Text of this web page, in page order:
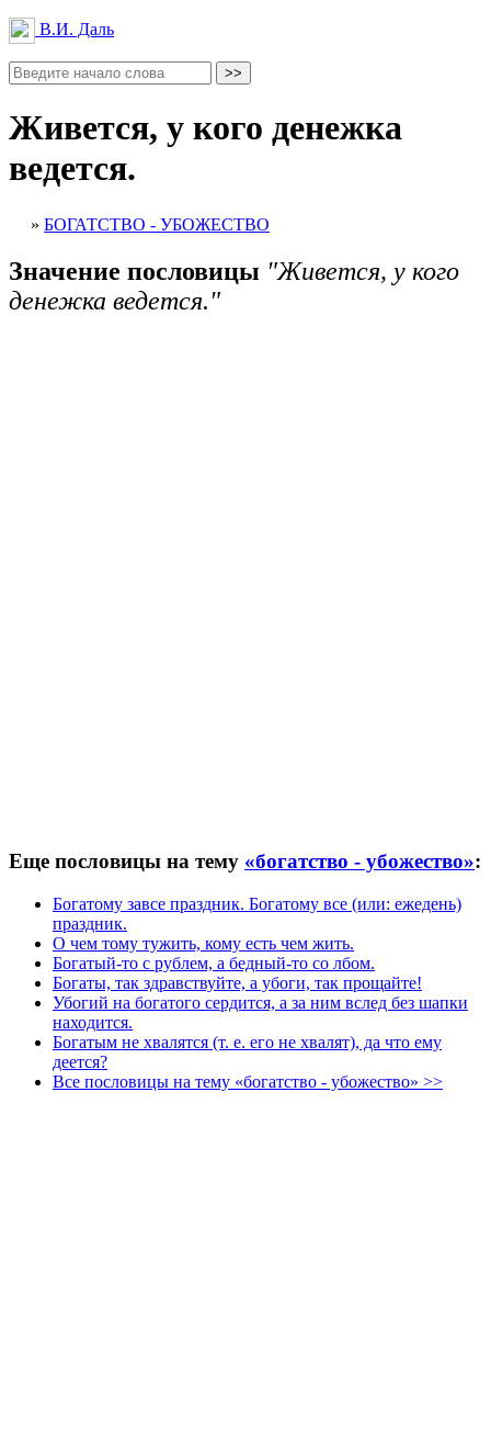
В.И. Даль
Живется, у кого денежка
ведется.
» БОГАТСТВО - УБОЖЕСТВО
Значение пословицы "Живется, у кого
денежка ведется."
Еще пословицы на тему «богатство - убожество»:
Богатому завсе праздник. Богатому все (или: ежедень)
праздник.
О чем тому тужить, кому есть чем жить.
Богатый-то с рублем, а бедный-то со лбом.
Богаты, так здравствуйте, а убоги, так прощайте!
Убогий на богатого сердится, а за ним вслед без шапки
находится.
Богатым не хвалятся (т. е. его не хвалят), да что ему
деется?
Все пословицы на тему «богатство - убожество» >>